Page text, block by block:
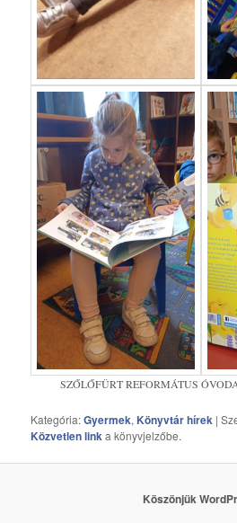
SZŐLŐFÜRT REFORMÁTUS
Kategória:Gyermek, Könyvtár hírek |
Közvetlen linka könyvjelzőbe.
Köszönjük